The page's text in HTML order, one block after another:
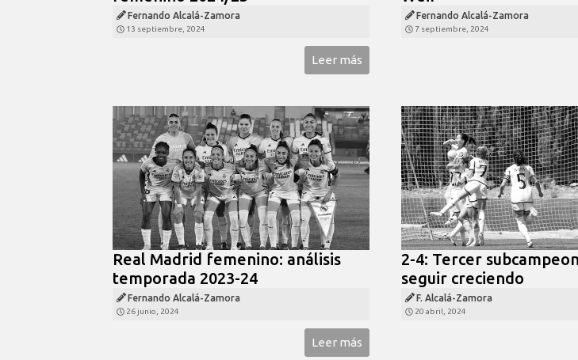
Fernando Alcalá-Zamora
13 septiembre, 2024
Leer más
Fernando Alcalá-Zamora
7 septiembre, 2024
Real Madrid femenino: análisis
temporada 2023-24
Fernando Alcalá-Zamora
26 junio, 2024
Leer más
2-4: Tercer
seguir creciendo
F. Alcalá-Zamora
20 abril, 2024